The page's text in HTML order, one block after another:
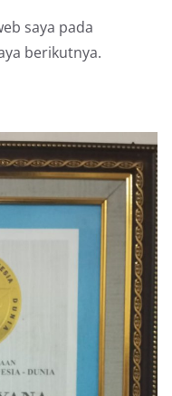
saya pada
berikutnya.